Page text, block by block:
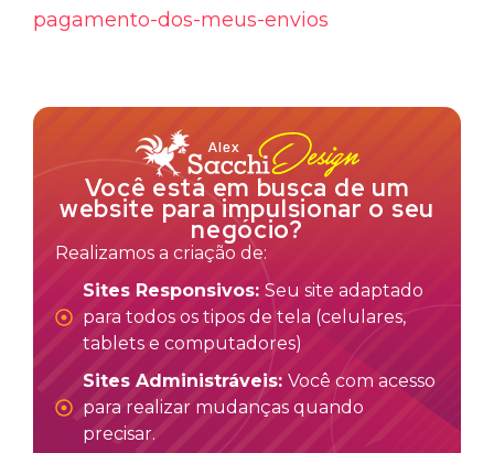
pagamento-dos-meus-envios
Você está em busca de um
website para impulsionar o seu
negócio?
Realizamos a criação de:
Sites Responsivos: Seu site adaptado
para todos os tipos de tela (celulares,
tablets e computadores)
Sites Administráveis: Você com acesso
para realizar mudanças quando
precisar.